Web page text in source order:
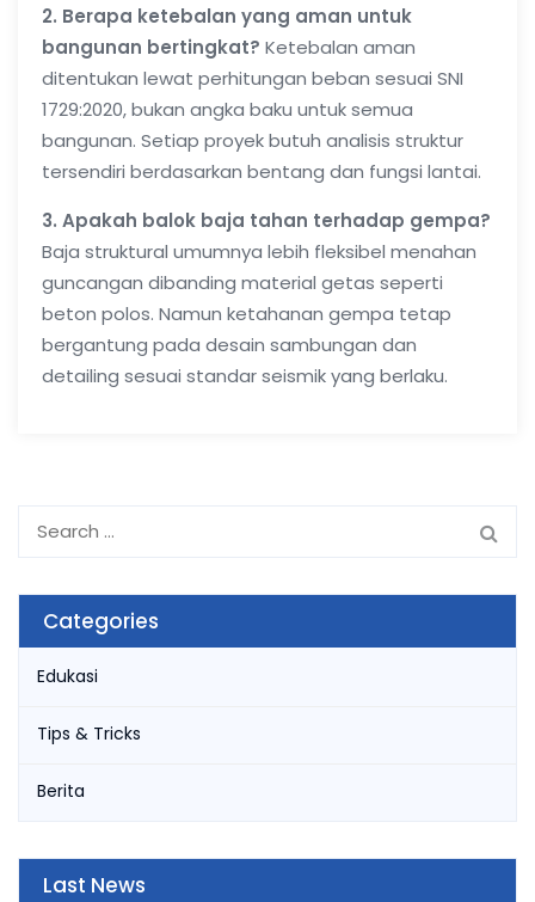
2. Berapa ketebalan yang aman untuk
bangunan bertingkat? Ketebalan aman
ditentukan lewat perhitungan beban sesuai SNI
1729:2020, bukan angka baku untuk semua
bangunan. Setiap proyek butuh analisis struktur
tersendiri berdasarkan bentang dan fungsi lantai.
3. Apakah balok baja tahan terhadap gempa?
Baja struktural umumnya lebih fleksibel menahan
guncangan dibanding material getas seperti
beton polos. Namun ketahanan gempa tetap
bergantung pada desain sambungan dan
detailing sesuai standar seismik yang berlaku.
Search
Categories
Edukasi
Tips & Tricks
Berita
Last News